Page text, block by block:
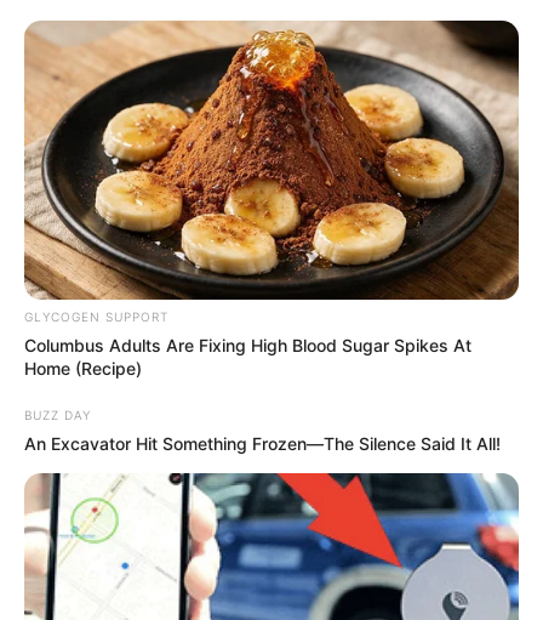
GLYCOGEN SUPPORT
Columbus Adults Are Fixing High Blood Sugar Spikes At
Home (Recipe)
BUZZ DAY
An Excavator Hit Something Frozen—The Silence Said It All!